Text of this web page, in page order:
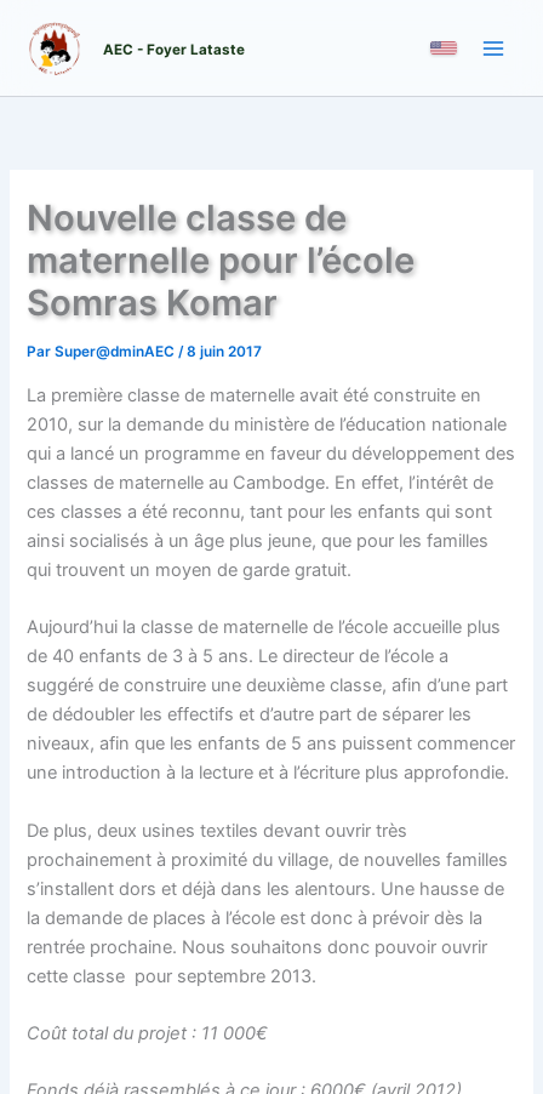
contenu
AEC - Foyer Lataste
Nouvelle classe de
maternelle pour l’école
Somras Komar
ParSuper@dminAEC/8 juin 2017
La première classe de maternelle avait été construite en
2010, sur la demande du ministère de l’éducation nationale
qui a lancé un programme en faveur du développement des
classes de maternelle au Cambodge. En effet, l’intérêt de
ces classes a été reconnu, tant pour les enfants qui sont
ainsi socialisés à un âge plus jeune, que pour les familles
qui trouvent un moyen de garde gratuit.
Aujourd’hui la classe de maternelle de l’école accueille plus
de 40 enfants de 3 à 5 ans. Le directeur de l’école a
suggéré de construire une deuxième classe, afin d’une part
de dédoubler les effectifs et d’autre part de séparer les
niveaux, afin que les enfants de 5 ans puissent commencer
une introduction à la lecture et à l’écriture plus approfondie.
De plus, deux usines textiles devant ouvrir très
prochainement à proximité du village, de nouvelles familles
s’installent dors et déjà dans les alentours. Une hausse de
la demande de places à l’école est donc à prévoir dès la
rentrée prochaine. Nous souhaitons donc pouvoir ouvrir
cette classe pour septembre 2013.
Coût total du projet : 11 000€